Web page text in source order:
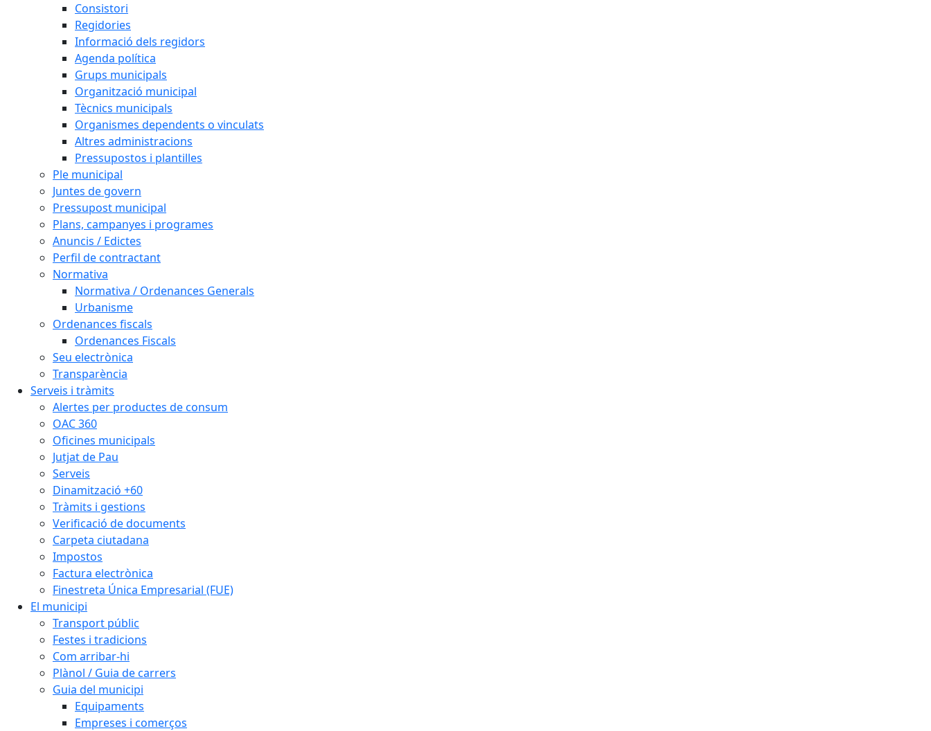
Consistori
Regidories
Informació dels regidors
Agenda política
Grups municipals
Organització municipal
Tècnics municipals
Organismes dependents o vinculats
Altres administracions
Pressupostos i plantilles
Ple municipal
Juntes de govern
Pressupost municipal
Plans, campanyes i programes
Anuncis / Edictes
Perfil de contractant
Normativa
Normativa / Ordenances Generals
Urbanisme
Ordenances fiscals
Ordenances Fiscals
Seu electrònica
Transparència
Serveis i tràmits
Alertes per productes de consum
OAC 360
Oficines municipals
Jutjat de Pau
Serveis
Dinamització +60
Tràmits i gestions
Verificació de documents
Carpeta ciutadana
Impostos
Factura electrònica
Finestreta Única Empresarial (FUE)
El municipi
Transport públic
Festes i tradicions
Com arribar-hi
Plànol / Guia de carrers
Guia del municipi
Equipaments
Empreses i comerços